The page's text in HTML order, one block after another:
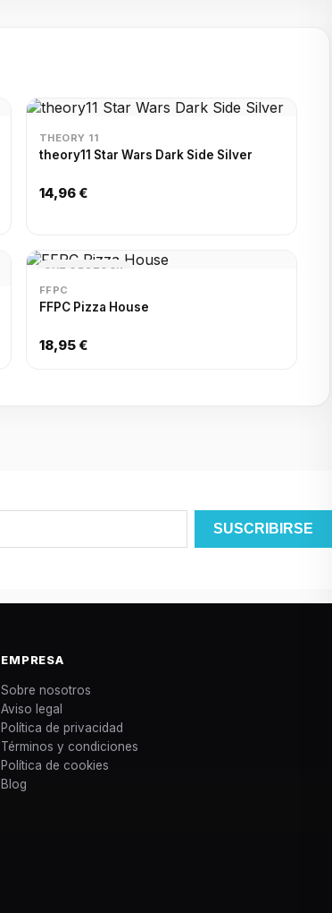
THEORY 11
theory11 Star Wars Dark Side Silver
14,96 €
OUT OF STOCK
FFPC
FFPC Pizza House
18,95 €
EMPRESA
Sobre nosotros
Aviso legal
Política de privacidad
Términos y condiciones
Política de cookies
Blog